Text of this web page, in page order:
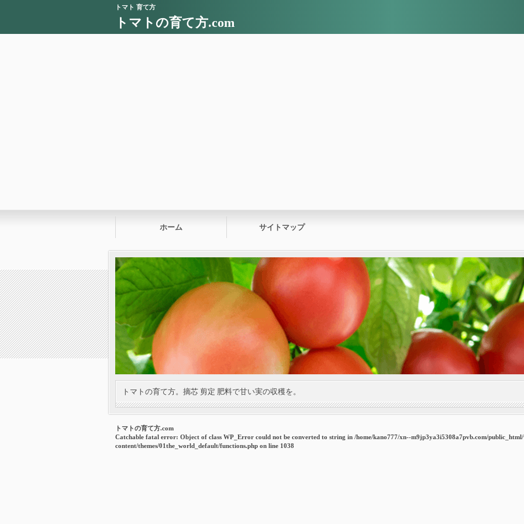
トマト 育て方
トマトの育て方.com
ホーム サイトマップ
トマトの育て方。摘芯 剪定 肥料で甘い実の収穫を。
トマトの育て方.com
Catchable fatal error: Object of class WP_Error could not be converted to string in /home/kano777/xn--m9jp3ya3i5308a7pvb.com/
content/themes/01the_world_default/functions.php on line 1038